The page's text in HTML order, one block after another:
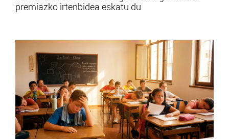
premiazko irtenbidea eskatu du